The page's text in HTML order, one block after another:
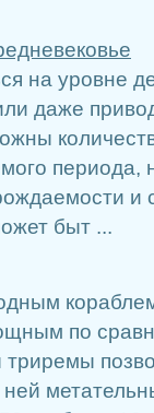
на уровне
даже
периода,
и
быт ...
по
ней